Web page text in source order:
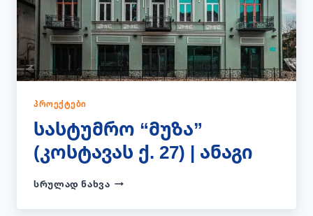
ᲞᲠᲝᲔᲥᲢᲔᲑᲘ
სასტუმრო “მუზა”
(კოსტავას ქ. 27) | ანაგი
ᲡᲠᲣᲚᲐᲓ ᲜᲐᲮᲕᲐᲡᲐᲡᲢᲣᲛᲠᲝ
(ᲙᲝᲡᲢᲐᲕᲐᲡ